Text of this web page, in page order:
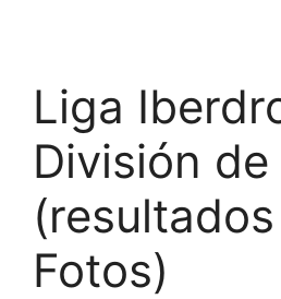
Liga
División
Fotos)